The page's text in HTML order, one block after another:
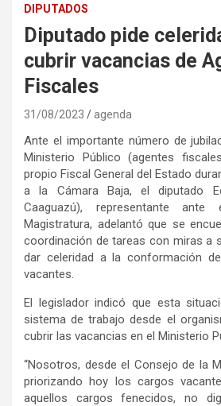
DIPUTADOS
Diputado pide
cubrir vacancias de
Fiscales
31/08/2023 agenda
Ante el importante número de
Ministerio Público (agentes
propio Fiscal General del Estado
a la Cámara Baja, el diputado
Caaguazú), representante
Magistratura, adelantó que se
coordinación de tareas con miras a
dar celeridad a la conformación
vacantes.
El legislador indicó que esta
sistema de trabajo desde el
cubrir las vacancias en el Ministerio
“Nosotros, desde el Consejo de la
priorizando hoy los cargos
aquellos cargos fenecidos, no